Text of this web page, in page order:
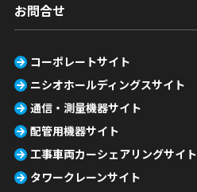
お問合せ
コーポレートサイト
ニシオホールディングスサイト
通信・測量機器サイト
配管用機器サイト
工事車両カーシェアリングサイト
タワークレーンサイト